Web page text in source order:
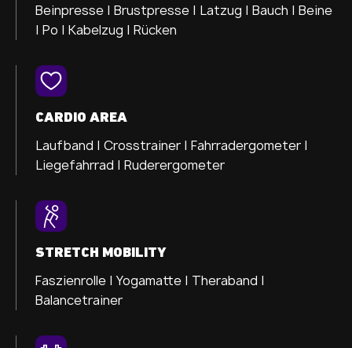
Beinpresse | Brustpresse | Latzug | Bauch | Beine
| Po | Kabelzug | Rücken
CARDIO AREA
Laufband | Crosstrainer | Fahrradergometer |
Liegefahrrad | Ruderergometer
STRETCH MOBILITY
Faszienrolle | Yogamatte | Theraband |
Balancetrainer